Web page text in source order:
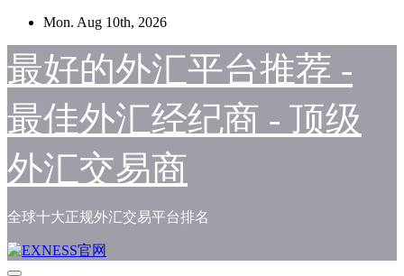
Skip
content
Mon. Aug 10th, 2026
最好的外汇平台推荐 -
最佳外汇经纪商 - 顶级
外汇交易商
全球十大正规外汇交易平台排名